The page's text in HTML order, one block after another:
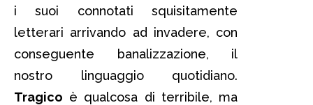
i suoi connotati squisitamente
letterari arrivando ad invadere, con
conseguente banalizzazione, il
nostro linguaggio quotidiano.
Tragico è qualcosa di terribile, ma